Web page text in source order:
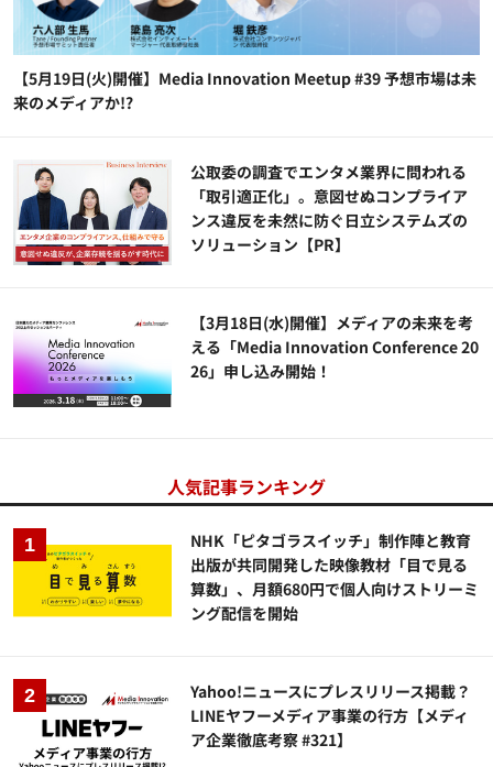
【5月19日(火)開催】Media Innovation Meetup #39 予想市場は未
来のメディアか!?
公​​取委の調査でエンタメ業界に問われる
「取引適正化」。意図せぬコンプライア
ンス違反を未然に防ぐ日立システムズの
ソリューション​【PR】
【3月18日(水)開催】メディアの未来を考
える「Media Innovation Conference 20
26」申し込み開始！
人気記事ランキング
NHK「ピタゴラスイッチ」制作陣と教育
出版が共同開発した映像教材「目で見る
算数」、月額680円で個人向けストリーミ
ング配信を開始
Yahoo!ニュースにプレスリリース掲載？
LINEヤフーメディア事業の行方【メディ
ア企業徹底考察 #321】